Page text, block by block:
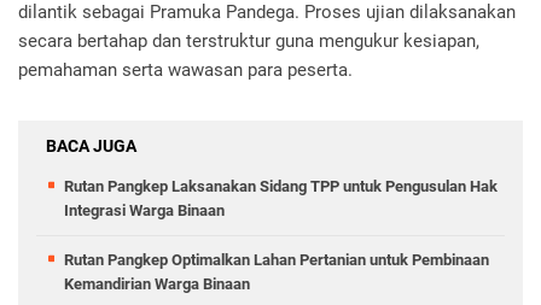
dilantik sebagai Pramuka Pandega. Proses ujian dilaksanakan
secara bertahap dan terstruktur guna mengukur kesiapan,
pemahaman serta wawasan para peserta.
BACA JUGA
Rutan Pangkep Laksanakan Sidang TPP untuk Pengusulan Hak
Integrasi Warga Binaan
Rutan Pangkep Optimalkan Lahan Pertanian untuk Pembinaan
Kemandirian Warga Binaan